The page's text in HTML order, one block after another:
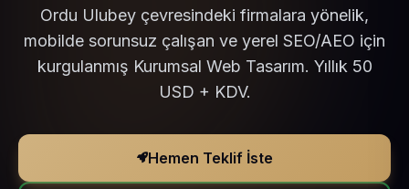
Ordu Ulubey çevresindeki firmalara yönelik,
mobilde sorunsuz çalışan ve yerel SEO/AEO için
kurgulanmış Kurumsal Web Tasarım. Yıllık 50
USD + KDV.
Hemen Teklif İste